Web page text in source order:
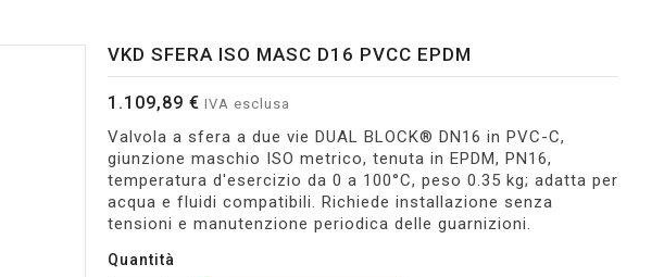
VKD SFERA ISO MASC D16 PVCC EPDM
1.109,89 € IVA esclusa
Valvola a sfera a due vie DUAL BLOCK® DN16 in PVC-C,
giunzione maschio ISO metrico, tenuta in EPDM, PN16,
temperatura d'esercizio da 0 a 100°C, peso 0.35 kg; adatta per
acqua e fluidi compatibili. Richiede installazione senza
tensioni e manutenzione periodica delle guarnizioni.
Quantità